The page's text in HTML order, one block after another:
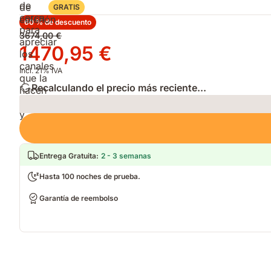
GRATIS
60 % de descuento
Precio
original
3674,00 €
3674,00 €
Precio
1470,95 €
1470,95 €
Incl. 21% IVA
Recalculando el precio más reciente...
Loading
Entrega Gratuita: 2 - 3 semanas
Hasta 100 noches de prueba.
Garantía de reembolso